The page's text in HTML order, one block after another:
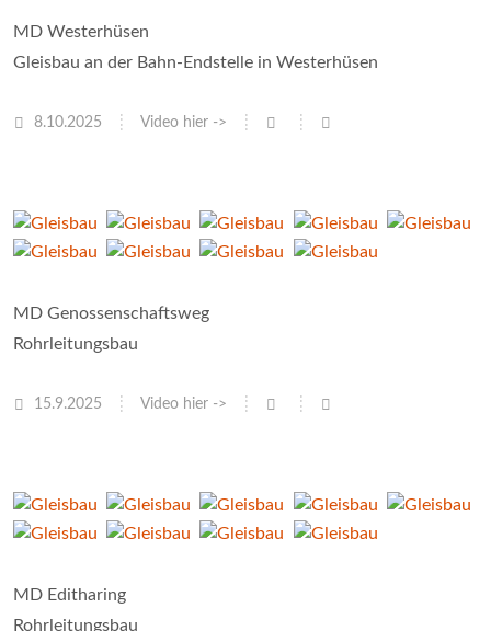
MD Westerhüsen
Gleisbau an der Bahn-Endstelle in Westerhüsen
8.10.2025 Video hier ->
MD Genossenschaftsweg
Rohrleitungsbau
15.9.2025 Video hier ->
MD Editharing
Rohrleitungsbau